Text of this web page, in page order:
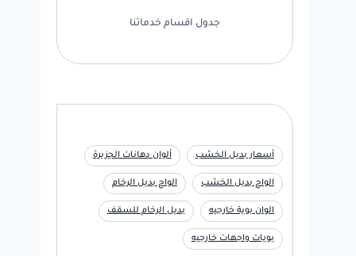
جدول اقسام خدماتنا
أسعار بديل الخشب ألوان دهانات الجزيرة
الواح بديل الخشب الواح بديل الرخام
الوان بوية خارجيه بديل الرخام للسقف
بويات واجهات خارجيه